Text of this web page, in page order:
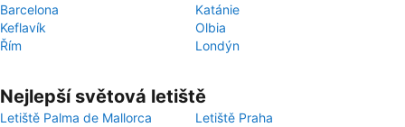
Barcelona
Katánie
Keflavík
Olbia
Řím
Londýn
Nejlepší světová letiště
Letiště Palma de Mallorca
Letiště Praha